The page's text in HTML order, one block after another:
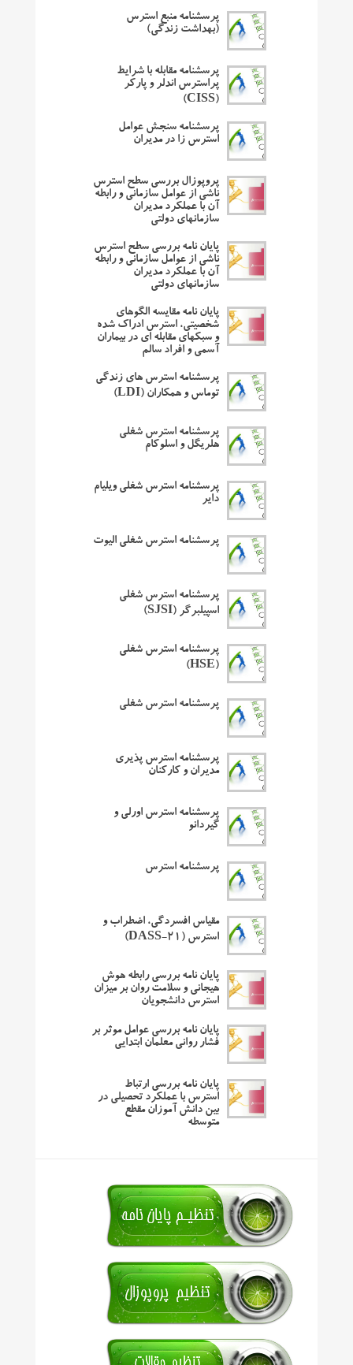
پرسشنامه منبع استرس
(بهداشت زندگی)
پرسشنامه مقابله با شرایط
پراسترس اندلر و پارکر
(CISS)
پرسشنامه سنجش عوامل
استرس زا در مدیران
پروپوزال بررسی سطح استرس
ناشی از عوامل سازمانی و رابطه
آن با عملکرد مدیران
سازمانهای دولتی
پایان نامه بررسی سطح استرس
ناشی از عوامل سازمانی و رابطه
آن با عملکرد مدیران
سازمانهای دولتی
پایان نامه مقایسه الگوهای
شخصیتی، استرس ادراک شده
و سبکهای مقابله ای در بیماران
آسمی و افراد سالم
پرسشنامه استرس های زندگی
توماس و همکاران (LDI)
پرسشنامه استرس شغلی
هلریگل و اسلوکام
پرسشنامه استرس شغلی ویلیام
دایر
پرسشنامه استرس شغلی الیوت
پرسشنامه استرس شغلی
اسپیلبرگر (SJSI)
پرسشنامه استرس شغلی
(HSE)
پرسشنامه استرس شغلی
پرسشنامه استرس پذیری
مدیران و کارکنان
پرسشنامه استرس اورلی و
گیردانو
پرسشنامه استرس
مقیاس افسردگی، اضطراب و
استرس (DASS-21)
پایان نامه بررسی رابطه هوش
هیجانی و سلامت روان بر میزان
استرس دانشجویان
پایان نامه بررسی عوامل موثر بر
فشار روانی معلمان ابتدایی
پایان نامه بررسی ارتباط
استرس با عملکرد تحصیلی در
بین دانش آموزان مقطع
متوسطه